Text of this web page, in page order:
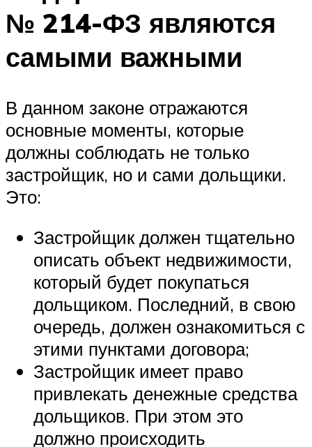
№ 214-ФЗ являются
самыми важными
В данном законе отражаются
основные моменты, которые
должны соблюдать не только
застройщик, но и сами дольщики.
Это:
Застройщик должен тщательно
описать объект недвижимости,
который будет покупаться
дольщиком. Последний, в свою
очередь, должен ознакомиться с
этими пунктами договора;
Застройщик имеет право
привлекать денежные средства
дольщиков. При этом это
должно происходить